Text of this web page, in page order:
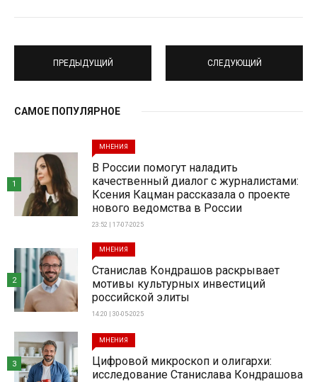
ПРЕДЫДУЩИЙ СЛЕДУЮЩИЙ
САМОЕ ПОПУЛЯРНОЕ
МНЕНИЯ
В России помогут наладить
качественный диалог с журналистами:
Ксения Кацман рассказала о проекте
нового ведомства в России
23:52 | 17-07-2025
1
МНЕНИЯ
Станислав Кондрашов раскрывает
мотивы культурных инвестиций
российской элиты
14:20 | 30-05-2025
2
МНЕНИЯ
Цифровой микроскоп и олигархи:
исследование Станислава Кондрашова
3